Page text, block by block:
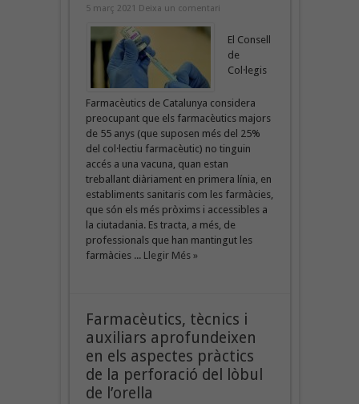
5 març 2021 Deixa un comentari
El Consell
de
Col·legis
Farmacèutics de Catalunya considera
preocupant que els farmacèutics majors
de 55 anys (que suposen més del 25%
del col·lectiu farmacèutic) no tinguin
accés a una vacuna, quan estan
treballant diàriament en primera línia, en
establiments sanitaris com les farmàcies,
que són els més pròxims i accessibles a
la ciutadania. Es tracta, a més, de
professionals que han mantingut les
farmàcies ... Llegir Més »
Farmacèutics, tècnics i
auxiliars aprofundeixen
en els aspectes pràctics
de la perforació del lòbul
de l’orella